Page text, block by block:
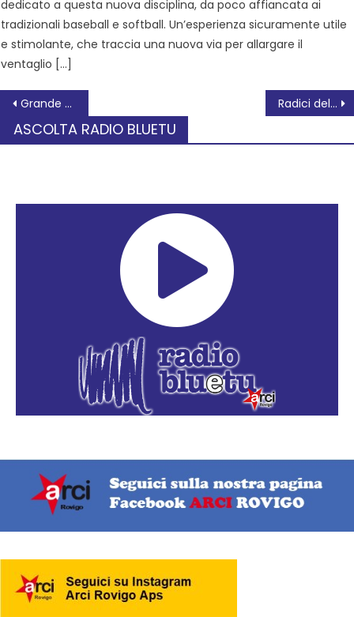
dedicato a questa nuova disciplina, da poco affiancata ai
tradizionali baseball e softball. Un’esperienza sicuramente utile
e stimolante, che traccia una nuova via per allargare il
ventaglio […]
Grande successo per Rovigo Cello City Radici del Contemporaneo, il programma settimanale
ASCOLTA RADIO BLUETU